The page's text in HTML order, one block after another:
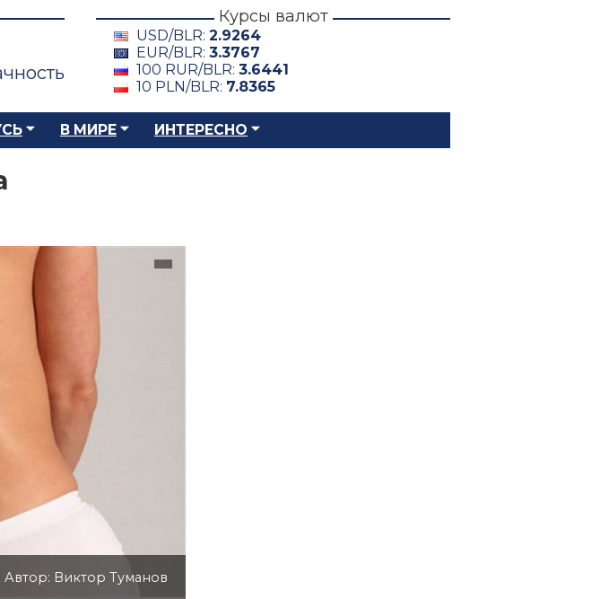
Курсы валют
USD/BLR: 2.9264
EUR/BLR: 3.3767
100 RUR/BLR: 3.6441
10 PLN/BLR: 7.8365
В МИРЕ ИНТЕРЕСНО
Автор: Виктор Туманов